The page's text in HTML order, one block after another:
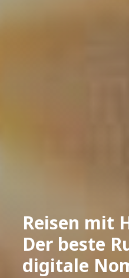
Reisen mit
Der beste
digitale